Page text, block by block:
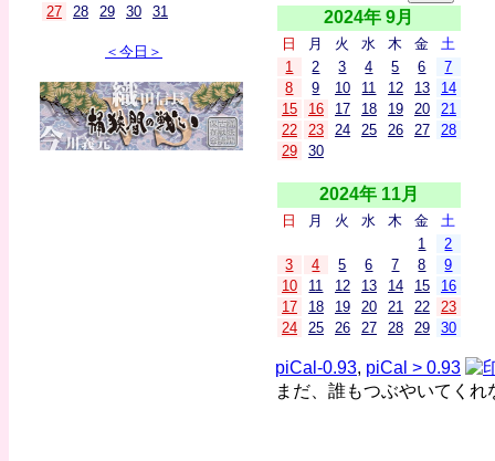
27
28 29 30 31
＜今日＞
2024年 9月
日 月 火 水 木 金
土
1
2 3 4 5 6
7
8
9 10 11 12 13
14
15
16 17 18 19 20
21
22
23 24 25 26 27
28
29
30
2024年 11月
日 月 火 水 木 金
土
1
2
3
4 5 6 7 8
9
10
11 12 13 14 15
16
17
18 19 20 21 22
23
24
25 26 27 28 29 30
piCal-0.93, piCal > 0.93
まだ、誰もつぶやいてく